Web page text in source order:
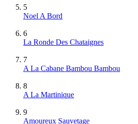
5
Noel A Bord
6
La Ronde Des Chataignes
7
A La Cabane Bambou Bambou
8
A La Martinique
9
Amoureux Sauvetage